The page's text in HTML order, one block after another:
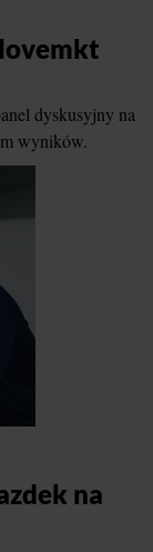
dyskusyjny na
wyników.
na